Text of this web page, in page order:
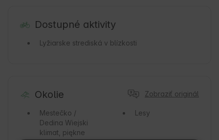
Dostupné aktivity
Lyžiarske strediská v blízkosti
Okolie Zobraziť originál
Mestečko /
Dedina Wiejski
klimat, piękne
Lesy